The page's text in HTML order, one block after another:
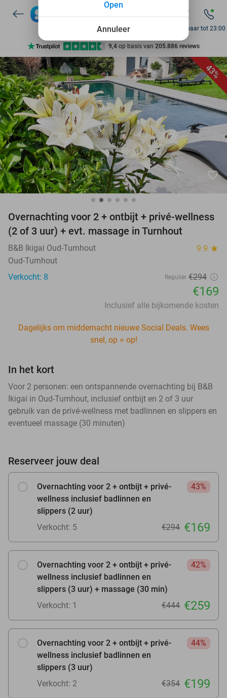
7 dagen per week beschikbaar
10+ miljoen leden
9,4 op basis van 205.886 reviews
Ontdek 15.000+ deals
7 dagen per week beschikbaar
10+ miljoen leden
Bereikbaar tot 23:00
43%
favorite_border
Overnachting voor 2 + ontbijt + privé-wellness
(2 of 3 uur) + evt. massage in Turnhout
B&B Ikigai Oud-Turnhout 9.9 star
Oud-Turnhout
Verkocht: 8
Regulier €294
€169
Inclusief alle bijkomende kosten
Dagelijks om middernacht nieuwe Social Deals. Wees
snel, op = op!
In het kort
Voor 2 personen: een ontspannende overnachting bij B&B
Ikigai in Oud-Turnhout, inclusief ontbijt en 2 of 3 uur
gebruik van de privé-wellness met badlinnen en slippers en
eventueel massage (30 minuten)
Reserveer jouw deal
Overnachting voor 2 + ontbijt + privé-
wellness inclusief badlinnen en
slippers (2 uur)
43%
Verkocht: 5 €294 €169
Overnachting voor 2 + ontbijt + privé-
wellness inclusief badlinnen en
slippers (3 uur) + massage (30 min)
42%
Verkocht: 1 €444 €259
Overnachting voor 2 + ontbijt + privé-
wellness inclusief badlinnen en
slippers (3 uur)
44%
Verkocht: 2 €354 €199
Annuleer
Open